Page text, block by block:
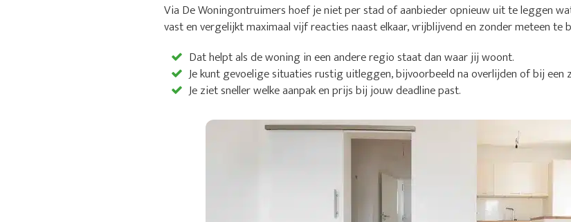
Via De Woningontruimers hoef je niet per stad of aanbieder opnieuw uit te leggen
vast en vergelijkt maximaal vijf reacties naast elkaar, vrijblijvend en zonder meteen te
Dat helpt als de woning in een andere regio staat dan waar jij woont.
Je kunt gevoelige situaties rustig uitleggen, bijvoorbeeld na overlijden of bij een
Je ziet sneller welke aanpak en prijs bij jouw deadline past.